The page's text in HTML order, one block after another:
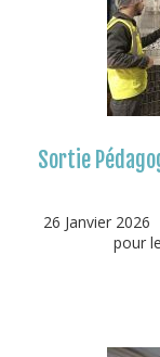
Sortie
26 Janvier
pour